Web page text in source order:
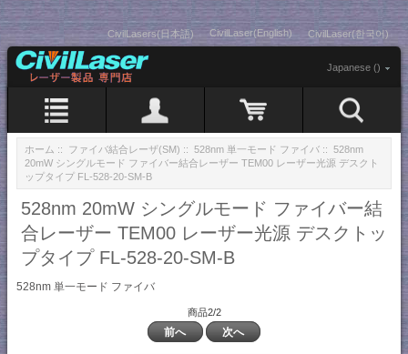
CivilLasers(日本語) CivilLaser(English) CivilLaser(한국어)
Japanese ()
ホーム :: ファイバ結合レーザ(SM) :: 528nm 単一モード ファイバ :: 528nm
20mW シングルモード ファイバー結合レーザー TEM00 レーザー光源 デスクト
ップタイプ FL-528-20-SM-B
528nm 20mW シングルモード ファイバー結
合レーザー TEM00 レーザー光源 デスクトッ
プタイプ FL-528-20-SM-B
528nm 単一モード ファイバ
商品2/2
前へ 次へ